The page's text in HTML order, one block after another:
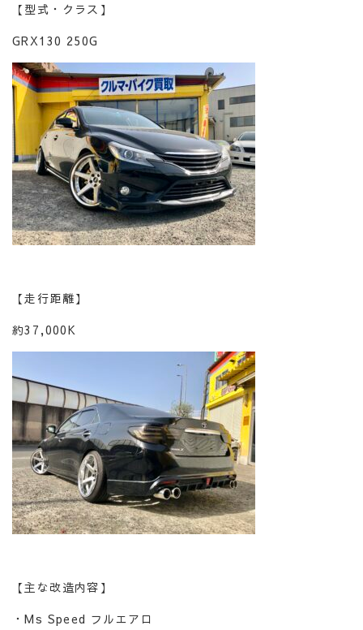
【型式・クラス】
GRX130 250G
【走行距離】
約37,000K
【主な改造内容】
・Ms Speed フルエアロ